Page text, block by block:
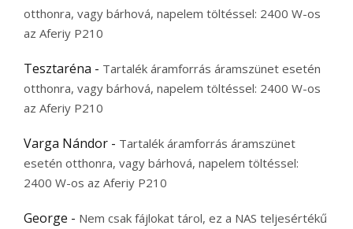
otthonra, vagy bárhová, napelem töltéssel: 2400 W-os
az Aferiy P210
Tesztaréna - Tartalék áramforrás áramszünet esetén
otthonra, vagy bárhová, napelem töltéssel: 2400 W-os
az Aferiy P210
Varga Nándor - Tartalék áramforrás áramszünet
esetén otthonra, vagy bárhová, napelem töltéssel:
2400 W-os az Aferiy P210
George - Nem csak fájlokat tárol, ez a NAS teljesértékű